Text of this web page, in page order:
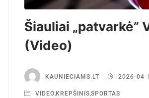
Šiauliai „patvarkė”
(Video)
KAUNIECIAMS.LT 2026-04-
VIDEO,KREPŠINIS,SPORTAS